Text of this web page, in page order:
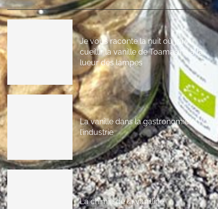
Je vous raconte la nuit où j’ai vu
cueillir la vanille de Toamasina à la
lueur des lampes
La vanille dans la gastronomie et
l’industrie
La chimie de la vanilline